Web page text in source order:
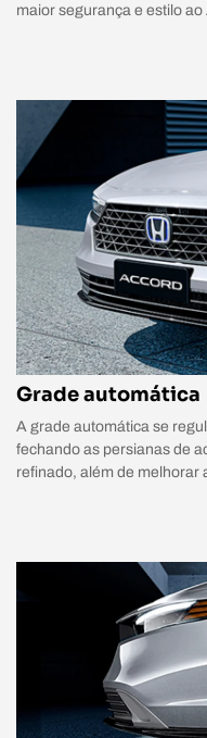
maior segurança e estilo
Grade automática
A grade automática se
fechando as persianas de
refinado, além de melhorar